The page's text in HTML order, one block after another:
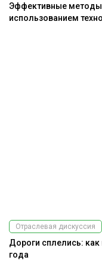
Эффективные методы
использованием
Отраслевая дискуссия
Дороги сплелись:
года